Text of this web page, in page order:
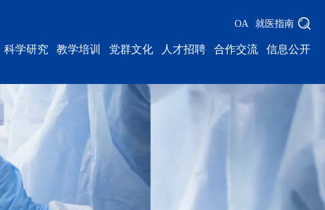
OA 就医指南
科学研究 教学培训 党群文化 人才招聘 合作交流 信息公开